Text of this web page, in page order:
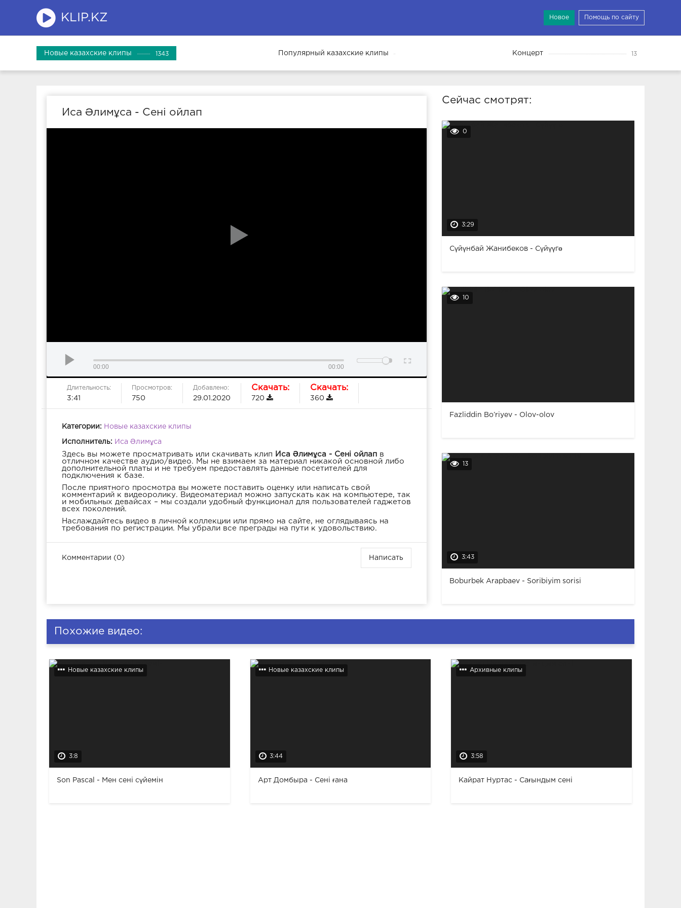
KLIP.KZ Новое Помощь по сайту
Новые казахские клипы 1343 Популярный казахские клипы Концерт 13
Иса Әлимұса - Сені ойлап
00:00 00:00
Длительность:
3:41
Просмотров:
750
Добавлено:
29.01.2020
Скачать:
720
Скачать:
360
Категории: Новые казахские клипы
Исполнитель: Иса Әлимұса
Здесь вы можете просматривать или скачивать клип Иса Әлимұса - Сені ойлап в
отличном качестве аудио/видео. Мы не взимаем за материал никакой основной либо
дополнительной платы и не требуем предоставлять данные посетителей для
подключения к базе.
После приятного просмотра вы можете поставить оценку или написать свой
комментарий к видеоролику. Видеоматериал можно запускать как на компьютере, так
и мобильных девайсах – мы создали удобный функционал для пользователей гаджетов
всех поколений.
Наслаждайтесь видео в личной коллекции или прямо на сайте, не оглядываясь на
требования по регистрации. Мы убрали все преграды на пути к удовольствию.
Комментарии (0) Написать
Сейчас смотрят:
0
3:29
Сүйүнбай Жанибеков - Сүйүүгө
10
Fazliddin Bo’riyev - Olov-olov
13
3:43
Boburbek Arapbaev - Soribiyim sorisi
Похожие видео:
Новые казахские клипы
3:8
Son Pascal - Мен сені сүйемін
Новые казахские клипы
3:44
Арт Домбыра - Сені ғана
Архивные клипы
3:58
Кайрат Нуртас - Сағындым сені